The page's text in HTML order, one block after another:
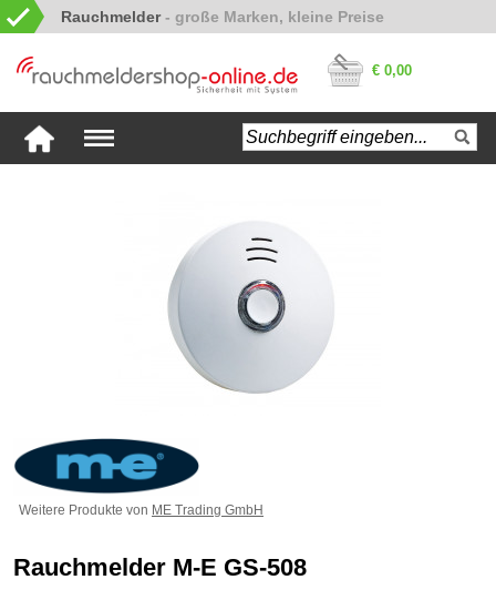
Rauchmelder
€ 0,00
Weitere Produkte von ME Trading GmbH
Rauchmelder M-E GS-508